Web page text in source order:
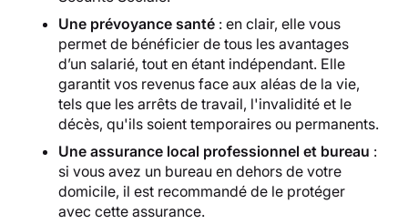
Une prévoyance santé : en clair, elle vous
permet de bénéficier de tous les avantages
d’un salarié, tout en étant indépendant. Elle
garantit vos revenus face aux aléas de la vie,
tels que les arrêts de travail, l'invalidité et le
décès, qu'ils soient temporaires ou permanents.
Une assurance local professionnel et bureau :
si vous avez un bureau en dehors de votre
domicile, il est recommandé de le protéger
avec cette assurance.